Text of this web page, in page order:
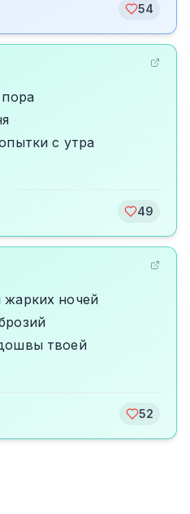
54
пора
с утра
49
ночей
твоей
52